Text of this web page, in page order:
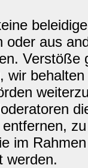
oder aus
Verstöße
wir
im
werden.